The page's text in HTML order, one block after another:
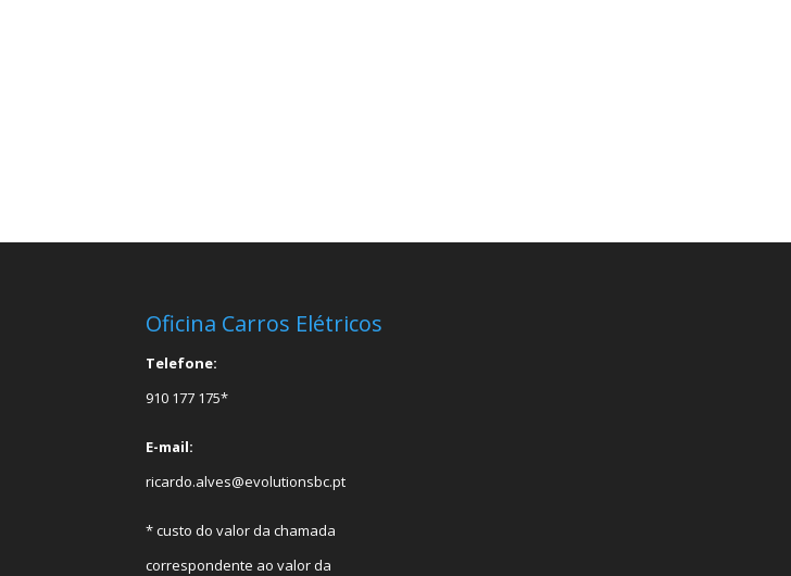
Oficina Carros Elétricos
Telefone:
910 177 175*
E-mail:
ricardo.alves@evolutionsbc.pt
* custo do valor da chamada
correspondente ao valor da